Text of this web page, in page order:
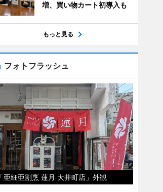
増、買い物カート初導入も
もっと見る
フォトフラッシュ
「亜細亜割烹 蓮月 大井町店」外観